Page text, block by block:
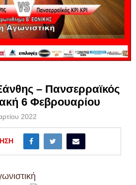
– Πανσερραϊκός
6 Φεβρουαρίου
2022